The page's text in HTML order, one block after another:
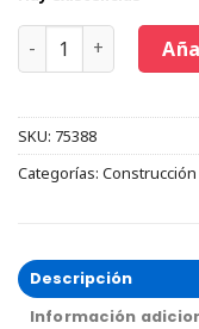
SKU: 75388
Categorías:
Descripción
Información